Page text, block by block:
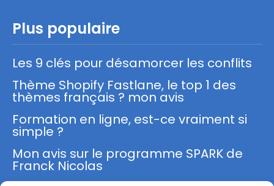
Plus populaire
Les 9 clés pour désamorcer les conflits
Thème Shopify Fastlane, le top 1 des
thèmes français ? mon avis
Formation en ligne, est-ce vraiment si
simple ?
Mon avis sur le programme SPARK de
Franck Nicolas